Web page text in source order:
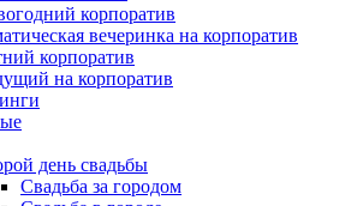
корпоратив
вечеринка на корпоратив
корпоратив
на корпоратив
день свадьбы
Свадьба за городом